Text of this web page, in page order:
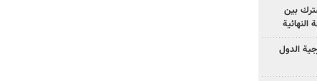
بين
الدول